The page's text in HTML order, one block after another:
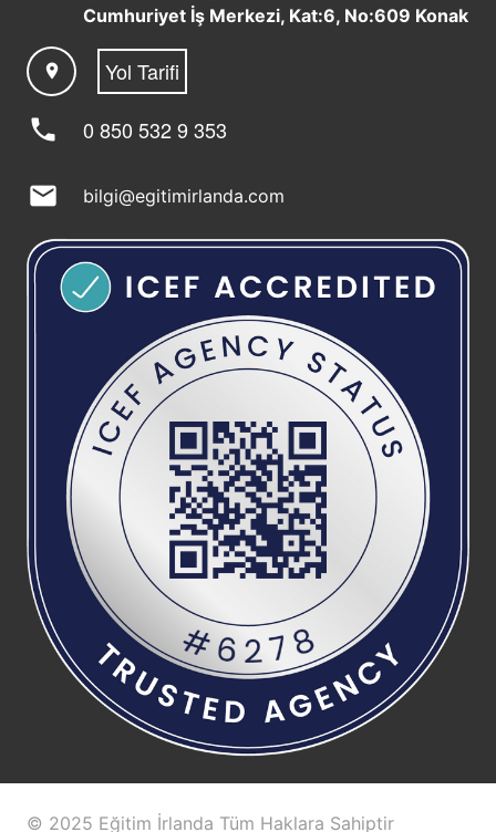
Cumhuriyet İş Merkezi, Kat:6, No:609 Konak
location_on Yol Tarifi
phone 0 850 532 9 353
mail bilgi@egitimirlanda.com
© 2025 Eğitim İrlanda Tüm Haklara Sahiptir